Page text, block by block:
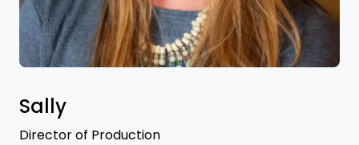
Sally
Director of Production